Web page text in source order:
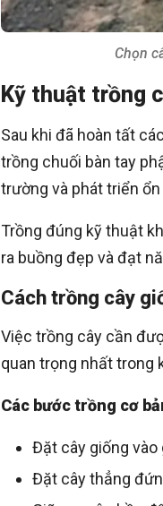
Chọn
Kỹ thuật trồng
Sau khi đã hoàn tất
trồng chuối bàn tay
trường và phát triển
Trồng đúng kỹ thuật
ra buồng đẹp và đạt
Cách trồng cây
Việc trồng cây cần
quan trọng nhất trong
Các bước trồng cơ
Đặt cây giống vào
Đặt cây thẳng